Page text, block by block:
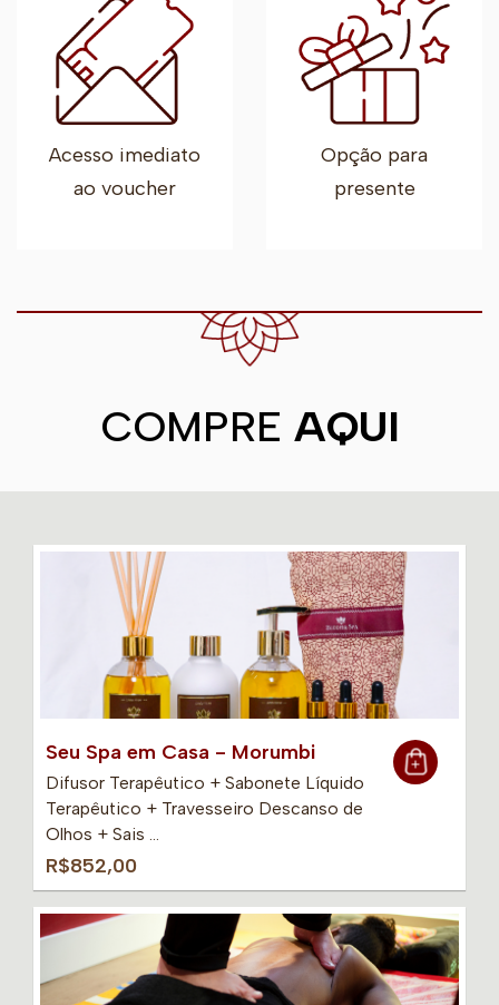
Acesso imediato
ao voucher
Opção para
presente
COMPRE AQUI
Seu Spa em Casa - Morumbi
Difusor Terapêutico + Sabonete Líquido
Terapêutico + Travesseiro Descanso de
Olhos + Sais …
R$852,00